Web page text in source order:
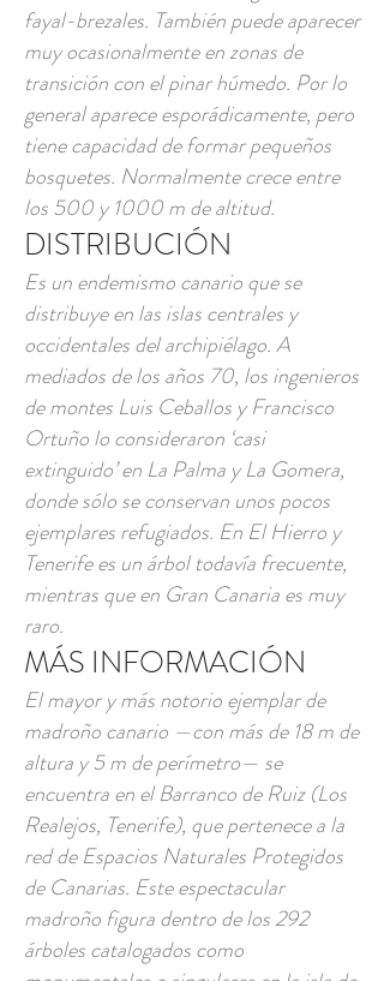
fayal-brezales. También puede aparecer
muy ocasionalmente en zonas de
transición con el pinar húmedo. Por lo
general aparece esporádicamente, pero
tiene capacidad de formar pequeños
bosquetes. Normalmente crece entre
los 500 y 1000 m de altitud.
DISTRIBUCIÓN
Es un endemismo canario que se
distribuye en las islas centrales y
occidentales del archipiélago. A
mediados de los años 70, los ingenieros
de montes Luis Ceballos y Francisco
Ortuño lo consideraron ‘casi
extinguido’ en La Palma y La Gomera,
donde sólo se conservan unos pocos
ejemplares refugiados. En El Hierro y
Tenerife es un árbol todavía frecuente,
mientras que en Gran Canaria es muy
raro.
MÁS INFORMACIÓN
El mayor y más notorio ejemplar de
madroño canario —con más de 18 m de
altura y 5 m de perímetro— se
encuentra en el Barranco de Ruiz (Los
Realejos, Tenerife), que pertenece a la
red de Espacios Naturales Protegidos
de Canarias. Este espectacular
madroño figura dentro de los 292
árboles catalogados como